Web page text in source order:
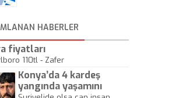
HABERLER
fiyatları
110tl - Zafer
Konya’da 4 kardeş
yangında yaşamını